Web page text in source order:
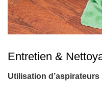
Entretien &
Utilisation